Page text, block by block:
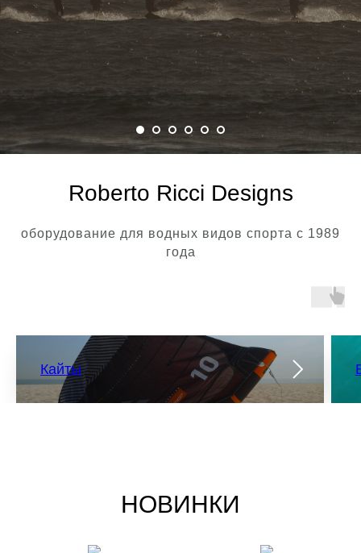
Roberto Ricci Designs
оборудование для водных видов спорта с 1989
года
Кайты
НОВИНКИ